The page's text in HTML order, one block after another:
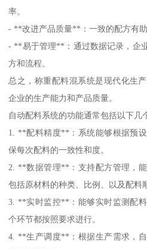
率。
- **改进产品质量**：一致的配方有
- **易于管理**：通过数据记录，企
方和流程。
总之，称重配料混系统是现代化生
企业的生产能力和产品质量。
自动配料系统的功能通常包括以下几
1. **配料精度**：系统能够根据预
保每次配料的一致性和度。
2. **数据管理**：支持配方管理，
包括原材料的种类、比例、以及配料
3. **实时监控**：能够实时监测配
个环节都按照要求进行。
4. **生产调度**：根据生产需求，